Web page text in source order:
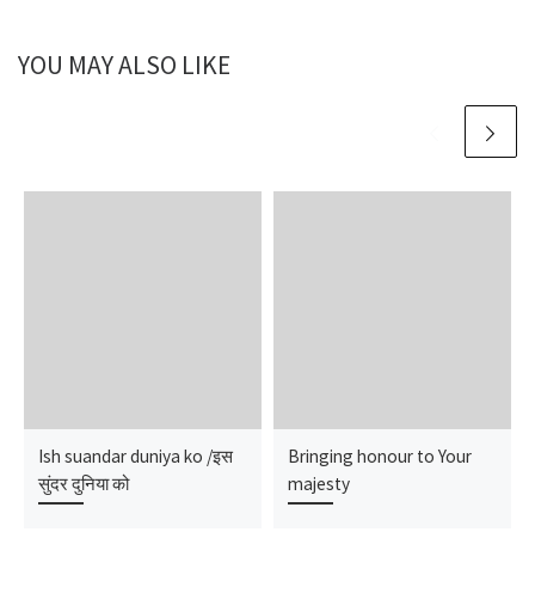
YOU MAY ALSO LIKE
Ish suandar duniya ko /इस
सुंदर दुनिया को
Bringing honour to Your
majesty